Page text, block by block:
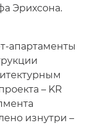
Эрихсона.
апартаменты
– KR
изнутри –